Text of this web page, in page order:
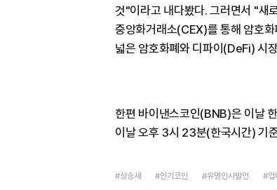
것"이라고 내다봤다. 그러면서 "새
중앙화거래소(CEX)를 통해 암호
넓은 암호화폐와 디파이(DeFi) 시
한편 바이낸스코인(BNB)은 이날
이날 오후 3시 23분(한국시간) 기
#상승세 #인기코인 #유명인사발언 #업